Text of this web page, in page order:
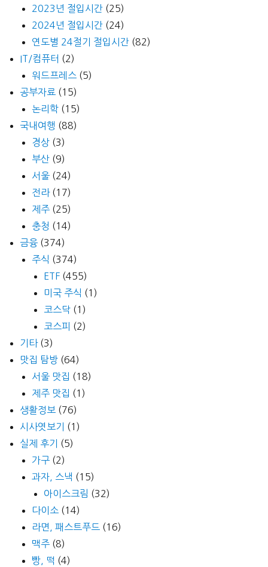
2023년 절입시간 (25)
2024년 절입시간 (24)
연도별 24절기 절입시간 (82)
IT/컴퓨터 (2)
워드프레스 (5)
공부자료 (15)
논리학 (15)
국내여행 (88)
경상 (3)
부산 (9)
서울 (24)
전라(17)
제주 (25)
충청 (14)
금융 (374)
주식 (374)
ETF (455)
미국 주식 (1)
코스닥 (1)
코스피 (2)
기타(3)
맛집 탐방 (64)
서울 맛집 (18)
제주 맛집 (1)
생활정보 (76)
시사엿보기
(1)
실제 후기
(5)
가구 (2)
과자, 스낵 (15)
아이스크림 (32)
다이소 (14)
라면, 패스트푸드 (16)
맥주 (8)
빵, 떡 (4)